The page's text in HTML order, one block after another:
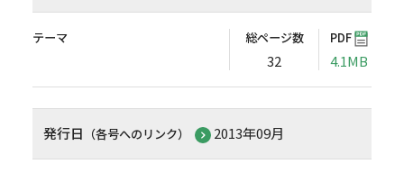
テーマ 総ページ数
32
PDF
4.1MB
発行日 （各号へのリンク） 2013年09月